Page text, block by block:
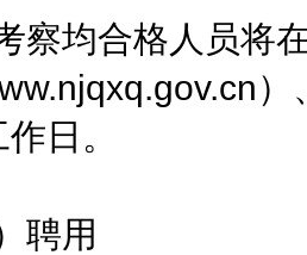
均合格人员将在
日。
用